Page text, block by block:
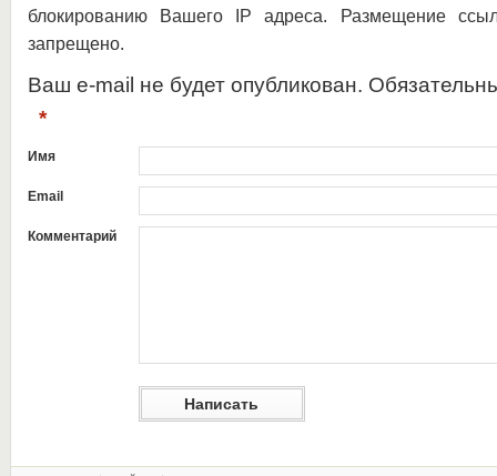
блокированию Вашего IP адреса. Размещение
запрещено.
Ваш e-mail не будет опубликован.
*
Имя
Email
Комментарий